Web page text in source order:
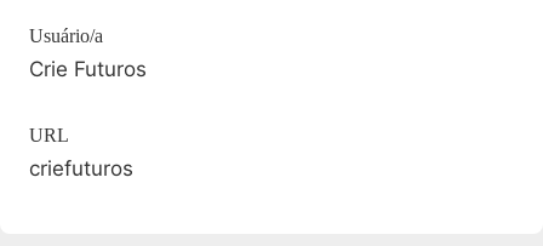
Usuário/a
Crie Futuros
URL
criefuturos